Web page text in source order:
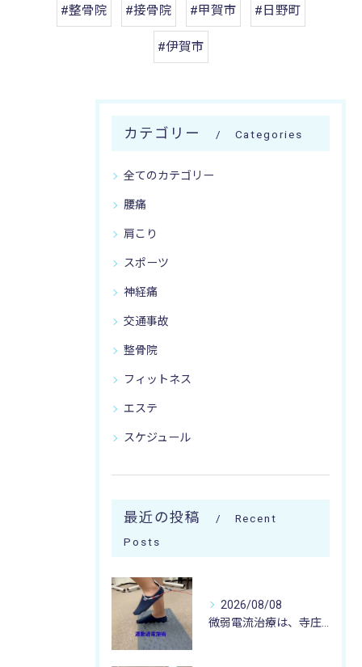
#整骨院 #接骨院 #甲賀市 #日野町
#伊賀市
カテゴリー Categories
全てのカテゴリー
腰痛
肩こり
スポーツ
神経痛
交通事故
整骨院
フィットネス
エステ
スケジュール
最近の投稿
Recent
Posts
2026/08/08